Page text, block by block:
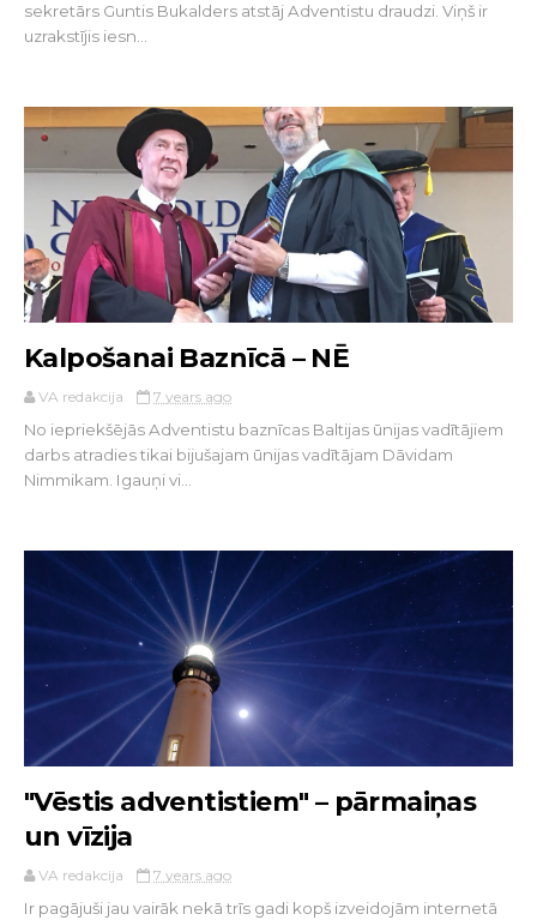
sekretārs Guntis Bukalders atstāj Adventistu draudzi. Viņš ir
uzrakstījis iesn...
Kalpošanai Baznīcā – NĒ
VA redakcija 7 years ago
No iepriekšējās Adventistu baznīcas Baltijas ūnijas vadītājiem
darbs atradies tikai bijušajam ūnijas vadītājam Dāvidam
Nimmikam. Igauņi vi...
"Vēstis adventistiem" – pārmaiņas
un vīzija
VA redakcija 7 years ago
Ir pagājuši jau vairāk nekā trīs gadi kopš izveidojām internetā